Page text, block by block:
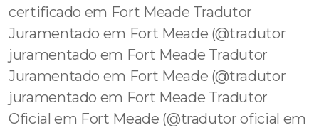
certificado em Fort Meade Tradutor
Juramentado em Fort Meade (@tradutor
juramentado em Fort Meade Tradutor
Juramentado em Fort Meade (@tradutor
juramentado em Fort Meade Tradutor
Oficial em Fort Meade (@tradutor oficial em